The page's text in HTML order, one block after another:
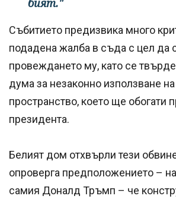
бият."
Събитието предизвика много
подадена жалба в съда с цел да
провеждането му, като се
дума за незаконно използване
пространство, което ще обогати
президента.
Белият дом отхвърли тези
опроверга предположението –
самия Доналд Тръмп – че